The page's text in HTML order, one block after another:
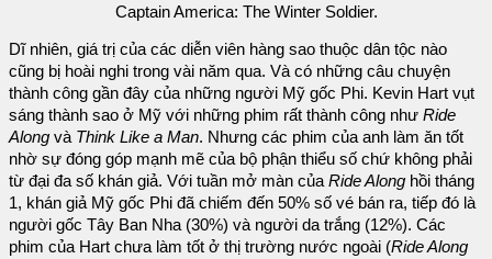
Captain America: The Winter Soldier.
Dĩ nhiên, giá trị của các diễn viên hàng sao thuộc dân tộc nào
cũng bị hoài nghi trong vài năm qua. Và có những câu chuyện
thành công gần đây của những người Mỹ gốc Phi. Kevin Hart vụt
sáng thành sao ở Mỹ với những phim rất thành công như Ride
Along và Think Like a Man. Nhưng các phim của anh làm ăn tốt
nhờ sự đóng góp mạnh mẽ của bộ phận thiểu số chứ không phải
từ đại đa số khán giả. Với tuần mở màn của Ride Along hồi tháng
1, khán giả Mỹ gốc Phi đã chiếm đến 50% số vé bán ra, tiếp đó là
người gốc Tây Ban Nha (30%) và người da trắng (12%). Các
phim của Hart chưa làm tốt ở thị trường nước ngoài (Ride Along